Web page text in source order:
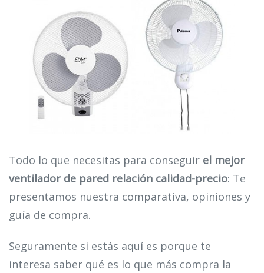
Todo lo que necesitas para conseguir el mejor
ventilador de pared relación calidad-precio: Te
presentamos nuestra comparativa, opiniones y
guía de compra.
Seguramente si estás aquí es porque te
interesa saber qué es lo que más compra la